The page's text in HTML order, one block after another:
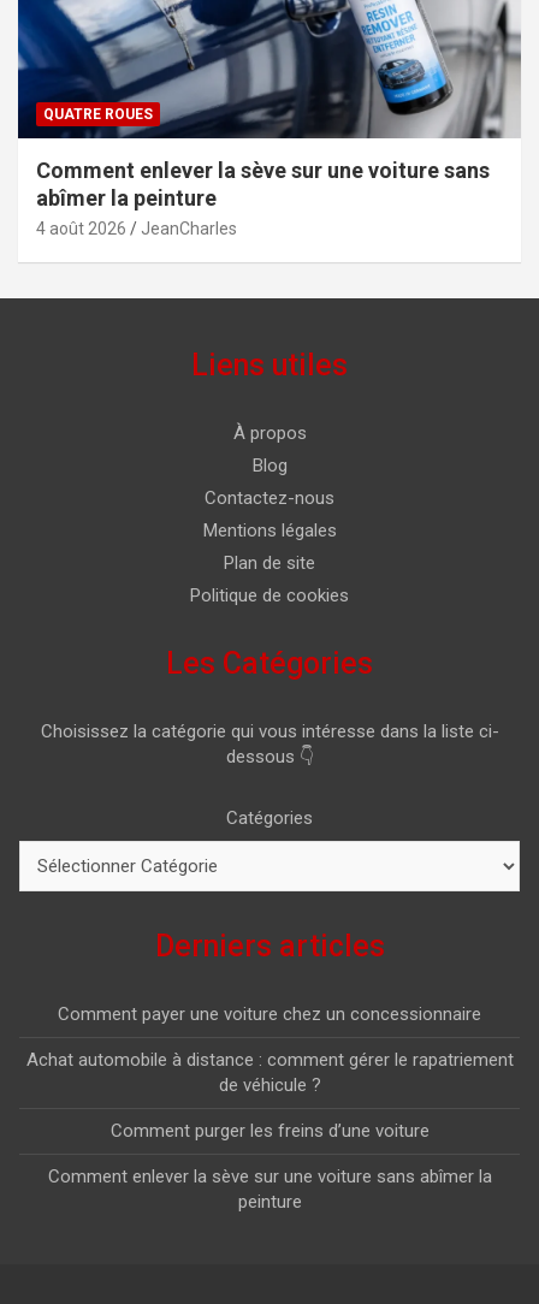
QUATRE ROUES
Comment enlever la sève sur une voiture sans
abîmer la peinture
4 août 2026 JeanCharles
Liens utiles
À propos
Blog
Contactez-nous
Mentions légales
Plan de site
Politique de cookies
Les Catégories
Choisissez la catégorie qui vous intéresse dans la liste ci-
dessous 👇
Catégories
Derniers articles
Comment payer une voiture chez un concessionnaire
Achat automobile à distance : comment gérer le rapatriement
de véhicule ?
Comment purger les freins d’une voiture
Comment enlever la sève sur une voiture sans abîmer la
peinture